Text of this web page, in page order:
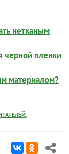
нетканым
черной пленки
материалом?
,